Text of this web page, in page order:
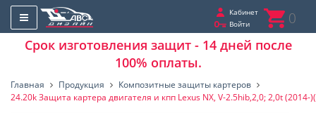
Кабинет
Войти
0
Срок изготовления защит - 14 дней после
100% оплаты.
Главная Продукция
Композитные защиты картеров
24.20k Защита картера двигателя и кпп Lexus NX, V-2.5hib,2,0; 2,0t